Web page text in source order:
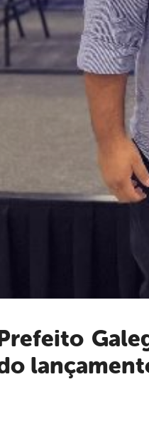
Pedro Kaio participam